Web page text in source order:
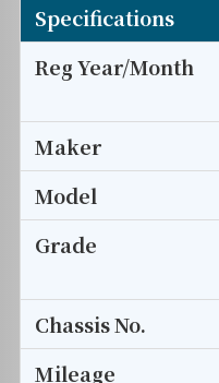
Specifications
Reg Year/Month
Maker
Model
Grade
Chassis No.
Mileage